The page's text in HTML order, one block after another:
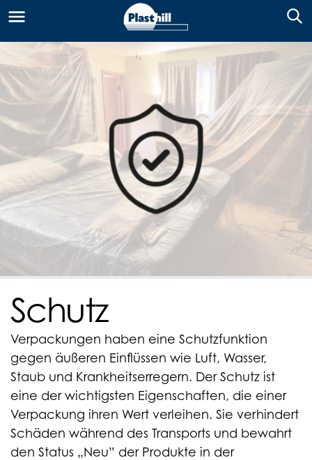
Schutz
Verpackungen haben eine Schutzfunktion
gegen äußeren Einflüssen wie Luft, Wasser,
Staub und Krankheitserregern. Der Schutz ist
eine der wichtigsten Eigenschaften, die einer
Verpackung ihren Wert verleihen. Sie verhindert
Schäden während des Transports und bewahrt
den Status „Neu” der Produkte in der